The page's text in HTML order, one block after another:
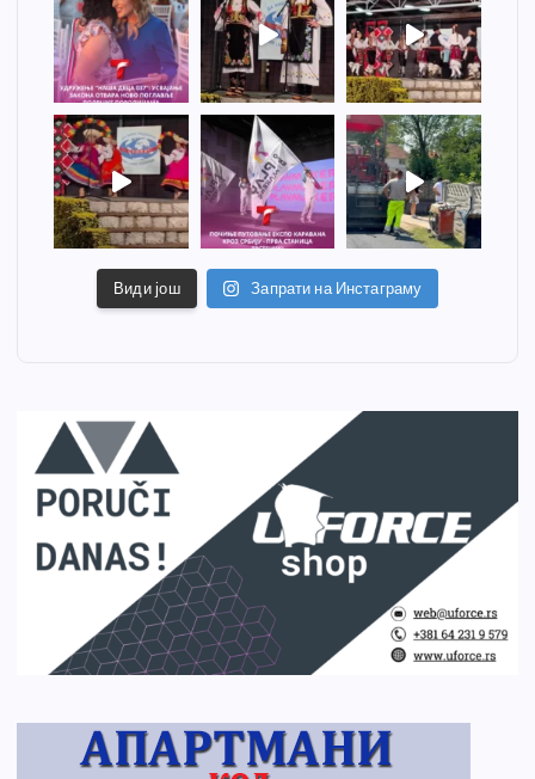
Види још Запрати на Инстаграму